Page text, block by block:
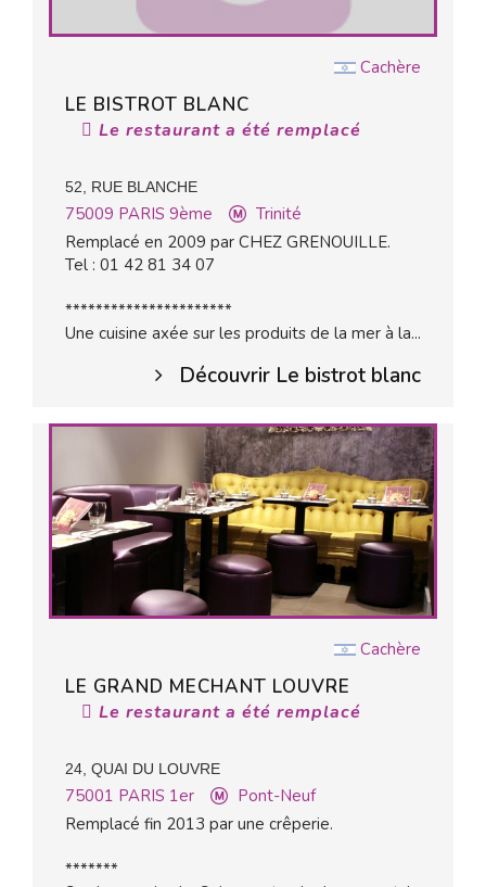
Cachère
LE BISTROT BLANC
Le restaurant a été remplacé
52, RUE BLANCHE
75009 PARIS 9ème
Trinité
Remplacé en 2009 par CHEZ GRENOUILLE.
Tel : 01 42 81 34 07
**********************
Une cuisine axée sur les produits de la mer à la...
Découvrir Le bistrot blanc
Cachère
LE GRAND MECHANT LOUVRE
Le restaurant a été remplacé
24, QUAI DU LOUVRE
75001 PARIS 1er
Pont-Neuf
Remplacé fin 2013 par une crêperie.
*******